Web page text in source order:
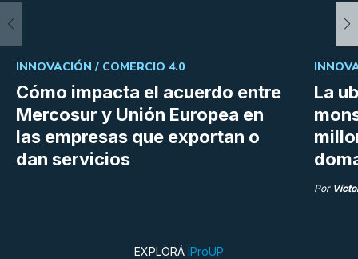
Cómo impacta el acuerdo entre
Mercosur y Unión Europea en
las empresas que exportan o
dan servicios
INNOVACIÓN / COMERCIO 4.0
La
Por
EXPLORÁ iProUP